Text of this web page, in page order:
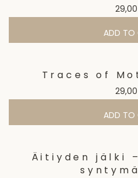
29,00
ADD TO
Traces of
29,00
ADD TO
Äitiyden jälki